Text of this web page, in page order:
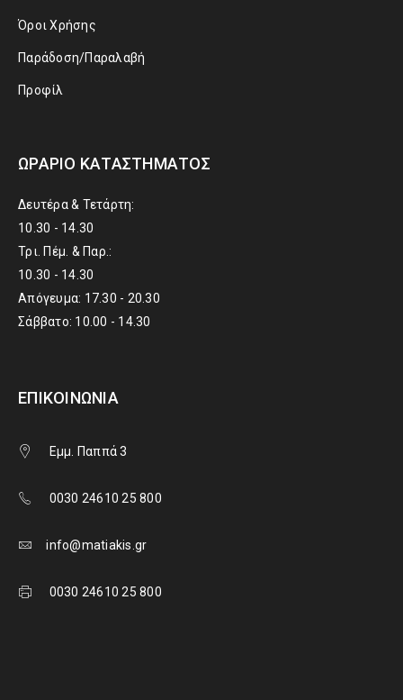
Όροι Χρήσης
Παράδοση/Παραλαβή
Προφίλ
ΩΡΆΡΙΟ ΚΑΤΑΣΤΉΜΑΤΟΣ
Δευτέρα & Τετάρτη:
10.30 - 14.30
Τρι. Πέμ. & Παρ.:
10.30 - 14.30
Απόγευμα: 17.30 - 20.30
Σάββατο: 10.00 - 14.30
ΕΠΙΚΟΙΝΩΝΊΑ
Εμμ. Παππά 3
0030 24610 25 800
info@matiakis.gr
0030 24610 25 800